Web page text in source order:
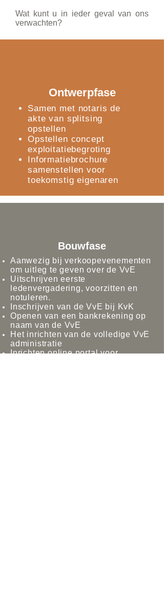
Wat kunt u in ieder geval van ons
verwachten?
Ontwerpfase
Samen met notaris de
akte van splitsing
opstellen
Opstellen concept
exploitatiebegroting
Informatiebrochure
samenstellen voor
toekomstig eigenaren
Bouwfase
Aanwezig bij verkoopevenementen
om uitleg te geven over de VvE
Uitschrijven eerste
ledenvergadering, voorzitten en
notuleren.
Inschrijven van de VvE bij KvK
Openen van een bankrekening op
naam van de VvE
Het inrichten van de volledige VvE
administratie
Inrichten online portal voor